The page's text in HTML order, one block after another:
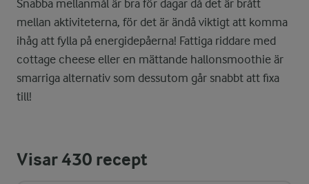
Snabba mellanmål är bra för dagar då det är brått
mellan aktiviteterna, för det är ändå viktigt att komma
ihåg att fylla på energidepåerna! Fattiga riddare med
cottage cheese eller en mättande hallonsmoothie är
smarriga alternativ som dessutom går snabbt att fixa
till!
Visar430 recept